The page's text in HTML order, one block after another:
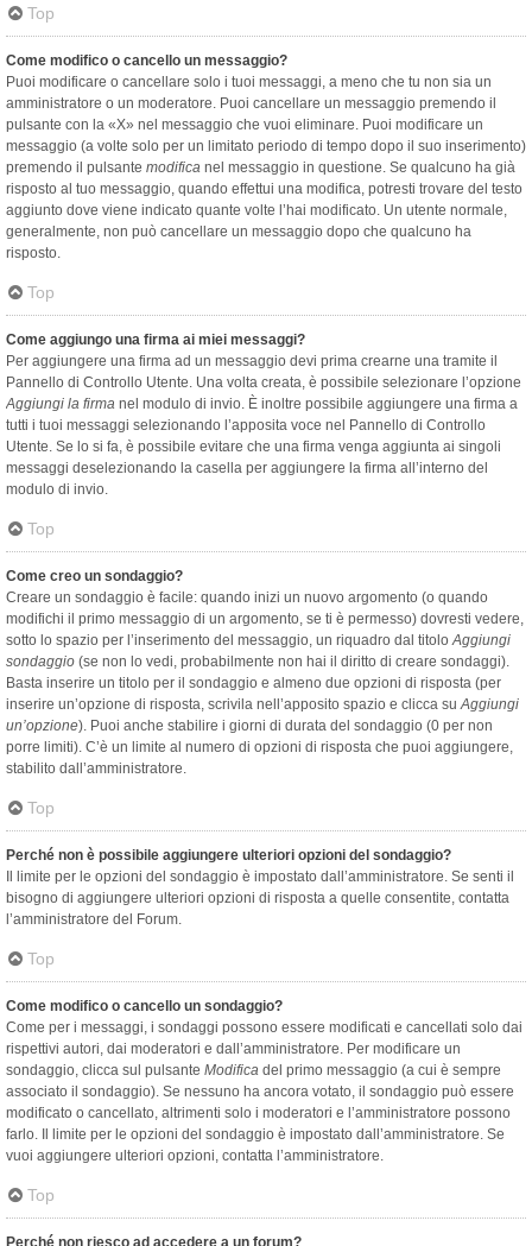
Top
Come modifico o cancello un messaggio?
Puoi modificare o cancellare solo i tuoi messaggi, a meno che tu non sia un
amministratore o un moderatore. Puoi cancellare un messaggio premendo il
pulsante con la «X» nel messaggio che vuoi eliminare. Puoi modificare un
messaggio (a volte solo per un limitato periodo di tempo dopo il suo inserimento)
premendo il pulsante modifica nel messaggio in questione. Se qualcuno ha già
risposto al tuo messaggio, quando effettui una modifica, potresti trovare del testo
aggiunto dove viene indicato quante volte l’hai modificato. Un utente normale,
generalmente, non può cancellare un messaggio dopo che qualcuno ha
risposto.
Top
Come aggiungo una firma ai miei messaggi?
Per aggiungere una firma ad un messaggio devi prima crearne una tramite il
Pannello di Controllo Utente. Una volta creata, è possibile selezionare l’opzione
Aggiungi la firma nel modulo di invio. È inoltre possibile aggiungere una firma a
tutti i tuoi messaggi selezionando l’apposita voce nel Pannello di Controllo
Utente. Se lo si fa, è possibile evitare che una firma venga aggiunta ai singoli
messaggi deselezionando la casella per aggiungere la firma all’interno del
modulo di invio.
Top
Come creo un sondaggio?
Creare un sondaggio è facile: quando inizi un nuovo argomento (o quando
modifichi il primo messaggio di un argomento, se ti è permesso) dovresti vedere,
sotto lo spazio per l’inserimento del messaggio, un riquadro dal titoloAggiungi
sondaggio (se non lo vedi, probabilmente non hai il diritto di creare sondaggi).
Basta inserire un titolo per il sondaggio e almeno due opzioni di risposta (per
inserire un’opzione di risposta, scrivila nell’apposito spazio e clicca suAggiungi
un’opzione). Puoi anche stabilire i giorni di durata del sondaggio (0 per non
porre limiti). C’è un limite al numero di opzioni di risposta che puoi aggiungere,
stabilito dall’amministratore.
Top
Perché non è possibile aggiungere ulteriori opzioni del sondaggio?
Il limite per le opzioni del sondaggio è impostato dall’amministratore. Se senti il
bisogno di aggiungere ulteriori opzioni di risposta a quelle consentite, contatta
l’amministratore del Forum.
Top
Come modifico o cancello un sondaggio?
Come per i messaggi, i sondaggi possono essere modificati e cancellati solo dai
rispettivi autori, dai moderatori e dall’amministratore. Per modificare un
sondaggio, clicca sul pulsante Modifica del primo messaggio (a cui è sempre
associato il sondaggio). Se nessuno ha ancora votato, il sondaggio può essere
modificato o cancellato, altrimenti solo i moderatori e l’amministratore possono
farlo. Il limite per le opzioni del sondaggio è impostato dall’amministratore. Se
vuoi aggiungere ulteriori opzioni, contatta l’amministratore.
Top
Perché non riesco ad accedere a un forum?